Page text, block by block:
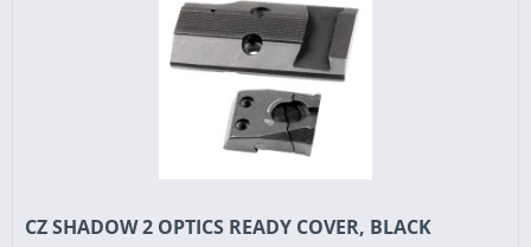
CZ SHADOW 2 OPTICS READY COVER, BLACK